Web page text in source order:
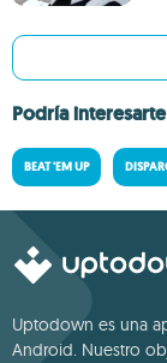
Podría interesarte
BEAT 'EM UP
Uptodown es una
Android. Nuestro